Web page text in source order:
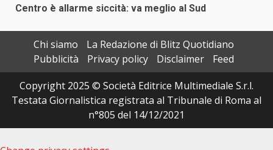
Centro è allarme siccità: va meglio al Sud
Chi siamo
La Redazione di Blitz Quotidiano
Pubblicità
Privacy policy Disclaimer
Feed
Copyright 2025 © Società Editrice Multimediale S.r.l.
Testata Giornalistica registrata al Tribunale di Roma al
n°805 del 14/12/2021